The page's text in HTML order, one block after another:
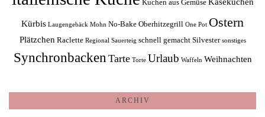
Kuchen aus Gemüse
Kürbis Laugengebäck Mohn No-Bake Oberhitzegrill One Pot Ostern
Plätzchen Raclette Regional Sauerteig schnell gemacht Silvester sonstiges
Synchronbacken Tarte Torte Urlaub Waffeln Weihnachten
ARCHIV